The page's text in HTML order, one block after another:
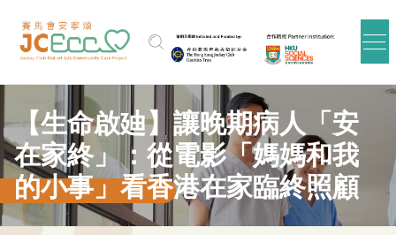
【生命啟廸】讓晚期病人「安
在家終」：從電影「媽媽和我
的小事」看香港在家臨終照顧